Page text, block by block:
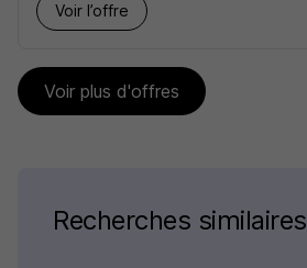
Voir l’offre
Voir plus d'offres
Recherches similaires